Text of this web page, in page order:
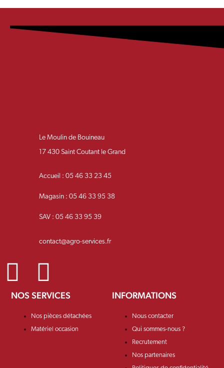
Le Moulin de Bouineau
17 430 Saint Coutant le Grand
Accueil : 05 46 33 23 45
Magasin : 05 46 33 95 38
SAV : 05 46 33 95 39
contact@agro-services.fr
NOS SERVICES
Nos pièces détachées
Matériel occasion
INFORMATIONS
Nous contacter
Qui sommes-nous ?
Recrutement
Nos partenaires